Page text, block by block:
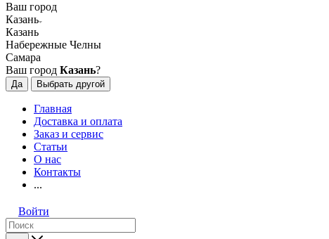
Ваш город
Казань
Казань
Набережные Челны
Самара
Ваш город Казань?
Да Выбрать другой
Главная
Доставка и оплата
Заказ и сервис
Статьи
О нас
Контакты
...
Войти